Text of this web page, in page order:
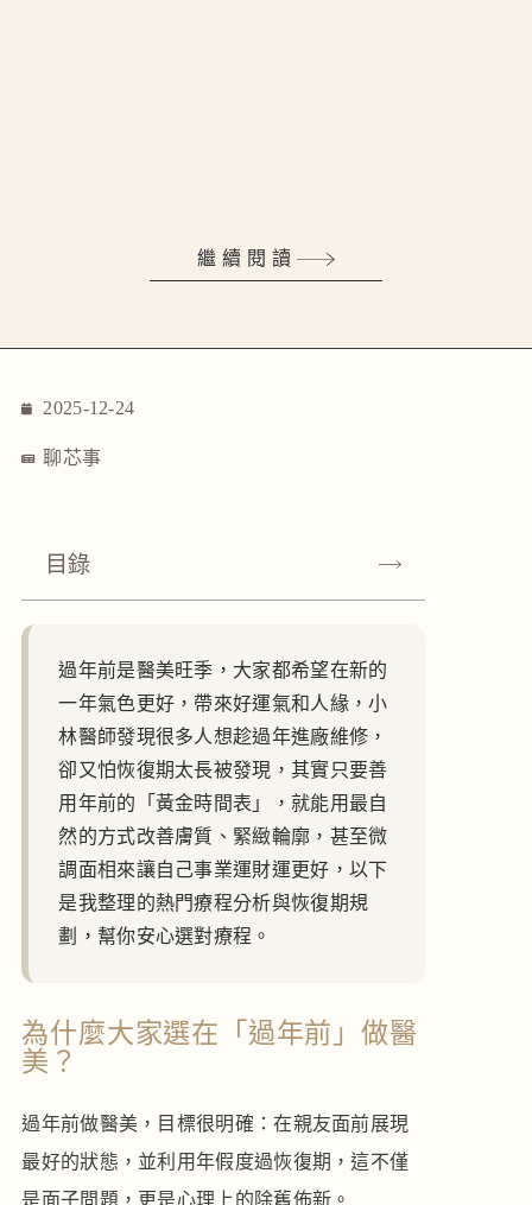
繼續閱讀
2025-12-24
聊芯事
目錄
過年前是醫美旺季，大家都希望在新的
一年氣色更好，帶來好運氣和人緣，小
林醫師發現很多人想趁過年進廠維修，
卻又怕恢復期太長被發現，其實只要善
用年前的「黃金時間表」，就能用最自
然的方式改善膚質、緊緻輪廓，甚至微
調面相來讓自己事業運財運更好，以下
是我整理的熱門療程分析與恢復期規
劃，幫你安心選對療程。
為什麼大家選在「過年前」做醫
美？
過年前做醫美，目標很明確：在親友面前展現
最好的狀態，並利用年假度過恢復期，這不僅
是面子問題，更是心理上的除舊佈新。